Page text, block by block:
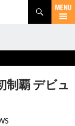
制覇 デビュ